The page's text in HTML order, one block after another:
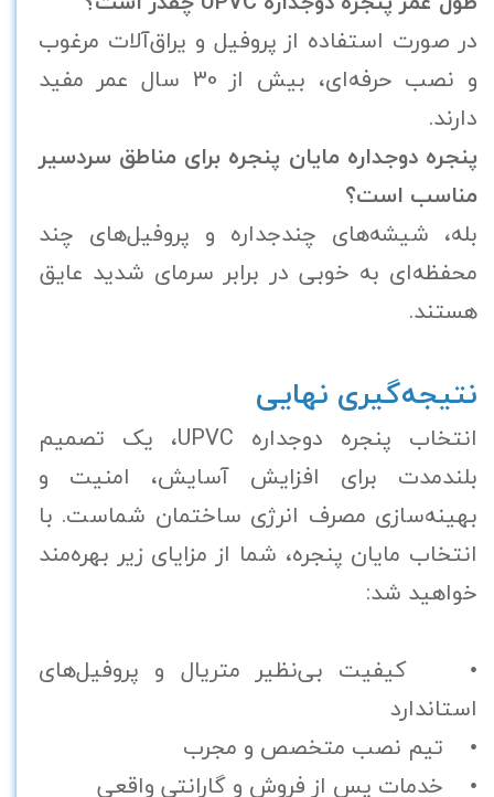
در صورت استفاده از پروفیل و یراق‌آلات مرغوب
و نصب حرفه‌ای، بیش از 30 سال عمر مفید
دارند.
پنجره دوجداره مایان پنجره برای مناطق سردسیر
مناسب است؟
بله، شیشه‌های چندجداره و پروفیل‌های چند
محفظه‌ای به خوبی در برابر سرمای شدید عایق
هستند.
نتیجه‌گیری نهایی
انتخاب پنجره دوجداره UPVC، یک تصمیم
بلندمدت برای افزایش آسایش، امنیت و
بهینه‌سازی مصرف انرژی ساختمان شماست. با
انتخاب مایان پنجره، شما از مزایای زیر بهره‌مند
خواهید شد:
• کیفیت بی‌نظیر متریال و پروفیل‌های
استاندارد
• تیم نصب متخصص و مجرب
• خدمات پس از فروش و گارانتی واقعی